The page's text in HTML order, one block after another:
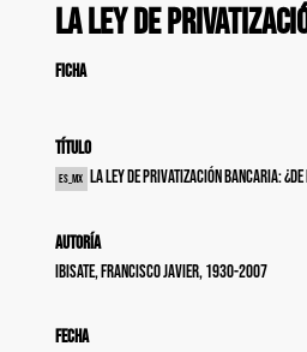
La ley de
FICHA
Título
es_MX La ley de privatización bancaria:
Autoría
Ibisate, Francisco Javier, 1930-2007
Fecha